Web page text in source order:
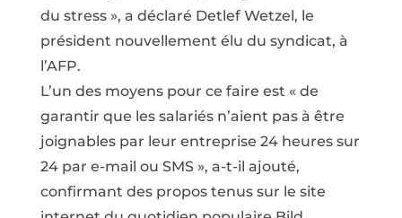
du stress », a déclaré Detlef Wetzel, le
président nouvellement élu du syndicat, à
l’AFP.
L’un des moyens pour ce faire est « de
garantir que les salariés n’aient pas à être
joignables par leur entreprise 24 heures sur
24 par e-mail ou SMS », a-t-il ajouté,
confirmant des propos tenus sur le site